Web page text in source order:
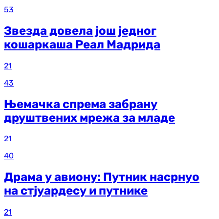
53
Звезда довела још једног
кошаркаша Реал Мадрида
21
43
Њемачка спрема забрану
друштвених мрежа за младе
21
40
Драма у авиону: Путник насрнуо
на стјуардесу и путнике
21